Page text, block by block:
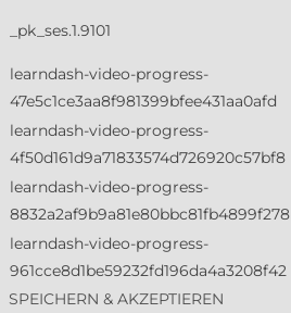
_pk_ses.1.9101
learndash-video-progress-
47e5c1ce3aa8f981399bfee431aa0afd
learndash-video-progress-
4f50d161d9a71833574d726920c57bf8
learndash-video-progress-
8832a2af9b9a81e80bbc81fb4899f278
learndash-video-progress-
961cce8d1be59232fd196da4a3208f42
SPEICHERN & AKZEPTIEREN